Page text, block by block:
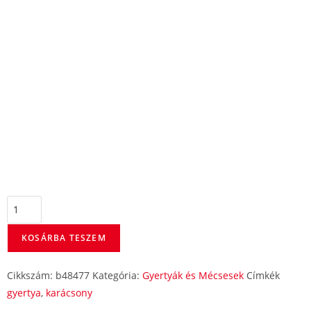
KOSÁRBA TESZEM
Cikkszám: b48477 Kategória: Gyertyák és Mécsesek Címkék
gyertya, karácsony